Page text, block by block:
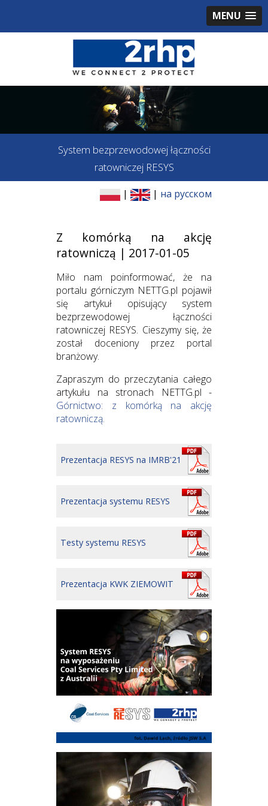
MENU
System bezprzewodowej łączności
ratowniczej RESYS
| | на русском
Z komórką na akcję
ratowniczą | 2017-01-05
Miło nam poinformować, że na
portalu górniczym NETTG.pl pojawił
się artykuł opisujący system
bezprzewodowej łączności
ratowniczej RESYS. Cieszymy się, że
został doceniony przez portal
branżowy.
Zapraszym do przeczytania całego
artykułu na stronach NETTG.pl -
Górnictwo: z komórką na akcję
ratowniczą.
Prezentacja RESYS na IMRB'21
Prezentacja systemu RESYS
Testy systemu RESYS
Prezentacja KWK ZIEMOWIT